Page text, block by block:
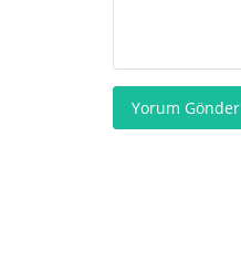
Yorum Gönder